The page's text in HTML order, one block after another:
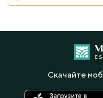
Скачайте